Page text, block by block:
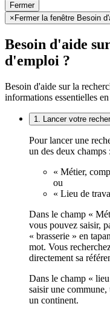
Fermer
× Fermer la fenêtre Besoin
Besoin d'aide
d'emploi ?
Besoin d'aide sur la
informations essentielles
1. Lancer votre
Pour lancer une
un des deux champs :
« Métier,
ou
« Lieu de
Dans le champ «
vous pouvez saisir,
« brasserie » en
mot. Vous
directement sa
Dans le champ «
saisir une
un continent.